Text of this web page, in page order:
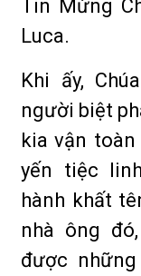
Tin Mừng
Luca.
Khi ấy,
người biệt
kia vận toàn
yến tiệc
hành khất
nhà ông
được